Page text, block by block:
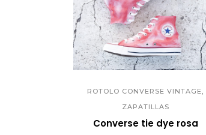
ROTOLO CONVERSE VINTAGE
ZAPATILLAS
Converse tie dye rosa